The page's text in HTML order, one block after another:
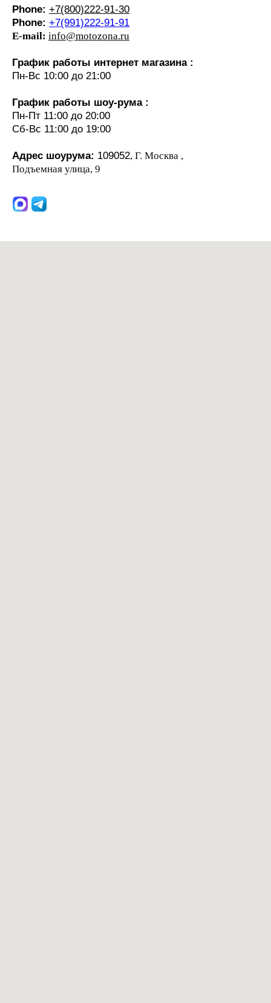
Phone: +7(800)222-91-30
Phone: +7(991)222-91-91
E-mail: info@motozona.ru
График работы интернет магазина :
Пн-Вс 10:00 до 21:00
График работы шоу-рума :
Пн-Пт 11:00 до 20:00
Сб-Вс 11:00 до 19:00
Адрес шоурума: 109052, Г. Москва ,
Подъемная улица, 9